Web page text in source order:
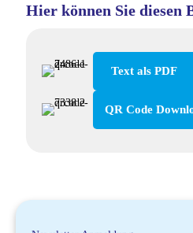
Hier können Sie diesen
Text als PDF
QR Code